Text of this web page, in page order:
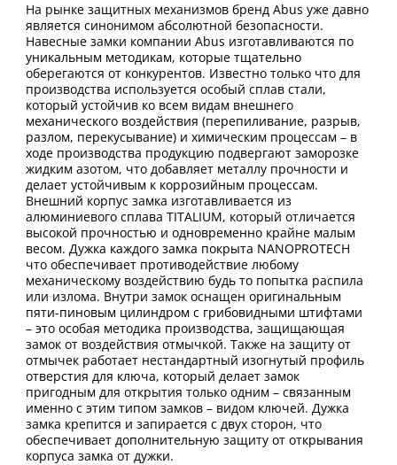
На рынке защитных механизмов бренд Abus уже давно
является синонимом абсолютной безопасности.
Навесные замки компании Abus изготавливаются по
уникальным методикам, которые тщательно
оберегаются от конкурентов. Известно только что для
производства используется особый сплав стали,
который устойчив ко всем видам внешнего
механического воздействия (перепиливание, разрыв,
разлом, перекусывание) и химическим процессам – в
ходе производства продукцию подвергают заморозке
жидким азотом, что добавляет металлу прочности и
делает устойчивым к коррозийным процессам.
Внешний корпус замка изготавливается из
алюминиевого сплава TITALIUM, который отличается
высокой прочностью и одновременно крайне малым
весом. Дужка каждого замка покрыта NANOPROTECH
что обеспечивает противодействие любому
механическому воздействию будь то попытка распила
или излома. Внутри замок оснащен оригинальным
пяти-пиновым цилиндром с грибовидными штифтами
– это особая методика производства, защищающая
замок от воздействия отмычкой. Также на защиту от
отмычек работает нестандартный изогнутый профиль
отверстия для ключа, который делает замок
пригодным для открытия только одним – связанным
именно с этим типом замков – видом ключей. Дужка
замка крепится и запирается с двух сторон, что
обеспечивает дополнительную защиту от открывания
корпуса замка от дужки.